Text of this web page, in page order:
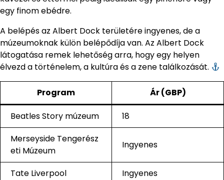
egy finom ebédre.
A belépés az Albert Dock területére ingyenes, de a
múzeumoknak külön belépődíja van. Az Albert Dock
látogatása remek lehetőség arra, hogy egy helyen
élvezd a történelem, a kultúra és a zene találkozását.
Program Ár (GBP)
Beatles Story múzeum
18
Merseyside Tengerész
eti Múzeum
Ingyenes
Tate Liverpool Ingyenes